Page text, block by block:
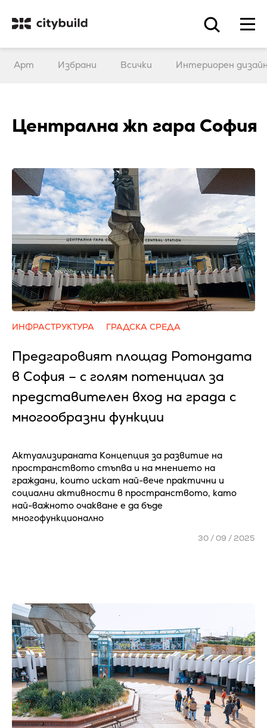
Арт Избрани Всички Интериорен
Централна жп гара София
ИНФРАСТРУКТУРА ГРАДСКА СРЕДА
Предгаровият площад Ротондата
в София – с голям потенциал за
представителен вход на града с
многообразни функции
Актуализираната Концепция за развитие на
пространството стъпва и на мнението на
граждани, които искат най-вече практични и
социални активности в пространството, като
най-важното очакване е да бъде
многофункционално
30 / 09 / 2025